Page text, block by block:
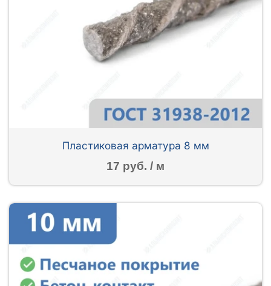
Пластиковая арматура 8 мм
17 руб. / м